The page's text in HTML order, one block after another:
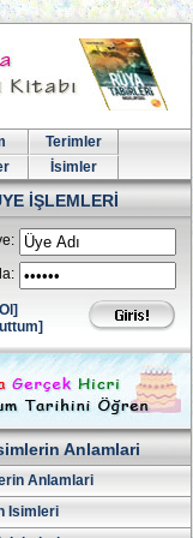
Terimler
İsimler
İŞLEMLERİ
Anlamlari
Anlamlari
Isimleri